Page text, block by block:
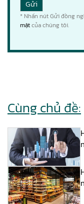
* Nhấn nút Gửi đồng
mậtcủa chúng tôi.
Cùng chủ đề: